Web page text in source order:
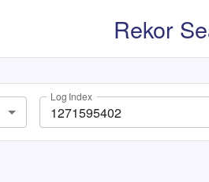
Rekor
Log Index